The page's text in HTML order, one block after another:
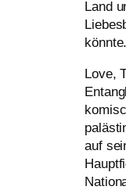
Land
könnte.
Love,
auf